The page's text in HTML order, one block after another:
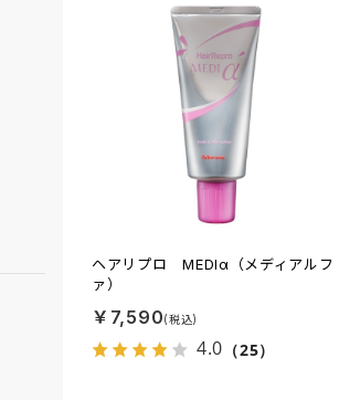
ヘアリプロ MEDIα（メディアルフ
ァ）
￥7,590
4.0 （25）